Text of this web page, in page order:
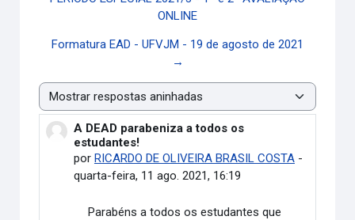
ONLINE
Formatura EAD - UFVJM - 19 de agosto de 2021
→
Modo de visualização
A DEAD parabeniza a todos os
estudantes!
por RICARDO DE OLIVEIRA BRASIL COSTA-
quarta-feira, 11 ago. 2021, 16:19
Número de respostas: 0
Parabéns a todos os estudantes que